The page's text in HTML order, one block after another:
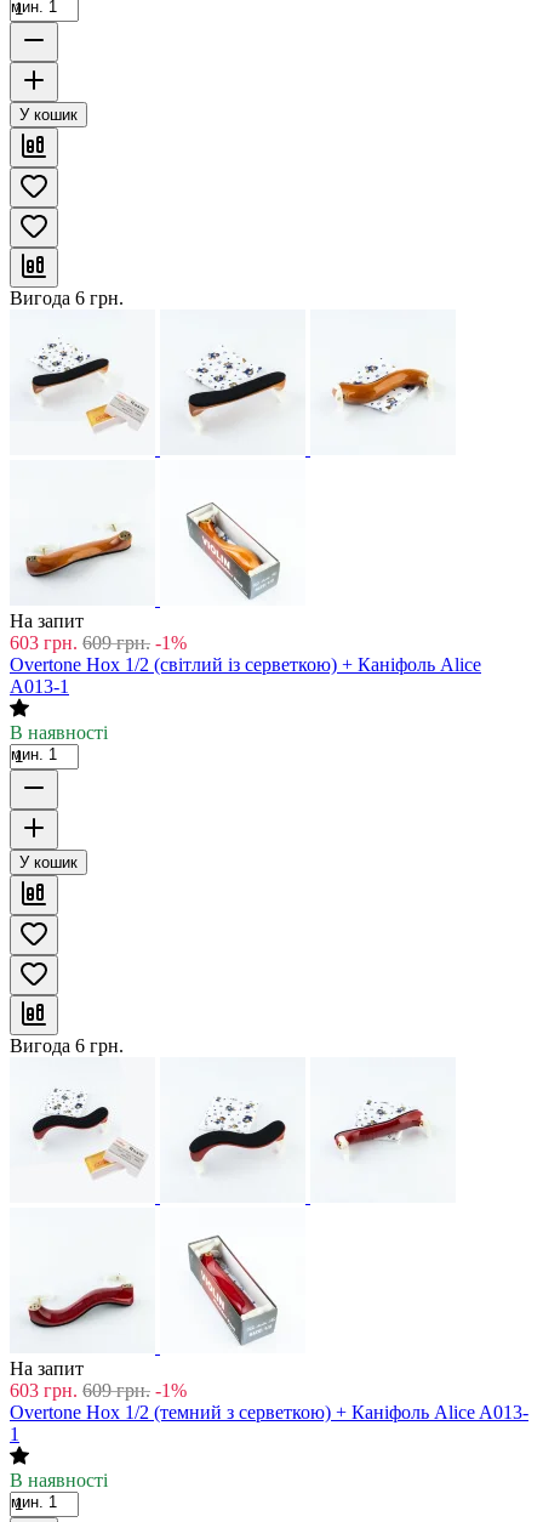
мин. 1
У кошик
Вигода 6 грн.
На запит
603 грн. 609 грн. -1%
Overtone Hox 1/2 (світлий із серветкою) + Каніфоль Alice
A013-1
В наявності
мин. 1
У кошик
Вигода 6 грн.
На запит
603 грн. 609 грн. -1%
Overtone Hox 1/2 (темний з серветкою) + Каніфоль Alice A013-
1
В наявності
мин. 1